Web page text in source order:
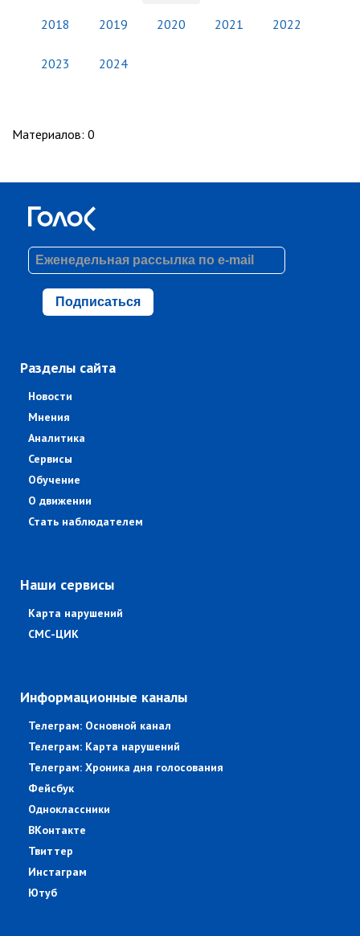
2018 2019 2020 2021 2022
2023 2024
Материалов: 0
Подписаться
Разделы сайта
Новости
Мнения
Аналитика
Сервисы
Обучение
О движении
Стать наблюдателем
Наши сервисы
Карта нарушений
СМС-ЦИК
Информационные каналы
Телеграм: Основной канал
Телеграм: Карта нарушений
Телеграм: Хроника дня голосования
Фейсбук
Одноклассники
ВКонтакте
Твиттер
Инстаграм
Ютуб